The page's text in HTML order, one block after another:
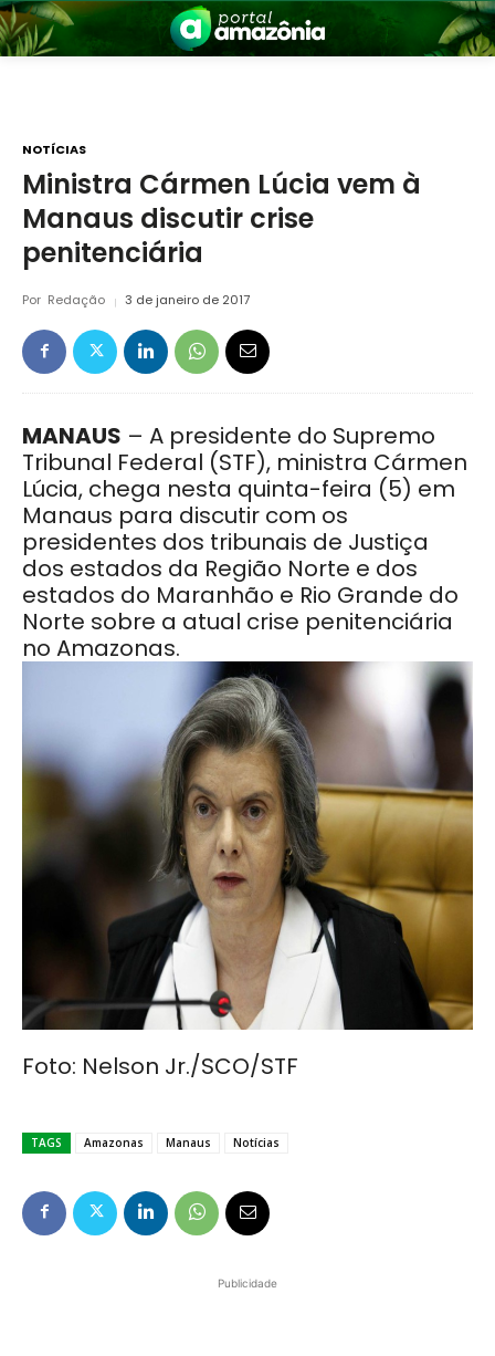
Amazônia
NOTÍCIAS
Ministra Cármen Lúcia vem à
Manaus discutir crise
penitenciária
Por Redação 3 de janeiro de 2017
MANAUS – A presidente do Supremo
Tribunal Federal (STF), ministra Cármen
Lúcia, chega nesta quinta-feira (5) em
Manaus para discutir com os
presidentes dos tribunais de Justiça
dos estados da Região Norte e dos
estados do Maranhão e Rio Grande do
Norte sobre a atual crise penitenciária
no Amazonas.
Foto: Nelson Jr./SCO/STF
TAGS Amazonas Manaus Notícias
Publicidade